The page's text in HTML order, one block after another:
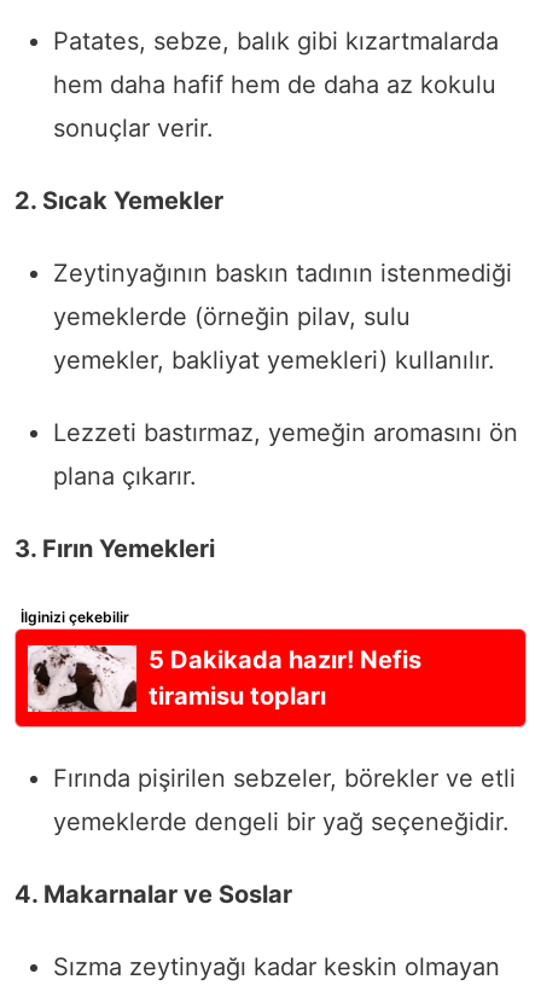
Patates, sebze, balık gibi kızartmalarda
hem daha hafif hem de daha az kokulu
sonuçlar verir.
2. Sıcak Yemekler
Zeytinyağının baskın tadının istenmediği
yemeklerde (örneğin pilav, sulu
yemekler, bakliyat yemekleri) kullanılır.
Lezzeti bastırmaz, yemeğin aromasını ön
plana çıkarır.
3. Fırın Yemekleri
İlginizi çekebilir
5 Dakikada hazır! Nefis
tiramisu topları
Fırında pişirilen sebzeler, börekler ve etli
yemeklerde dengeli bir yağ seçeneğidir.
4. Makarnalar ve Soslar
Sızma zeytinyağı kadar keskin olmayan